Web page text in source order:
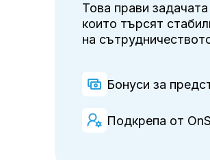
Това прави
които търсят
на
Бонуси за
Подкрепа от